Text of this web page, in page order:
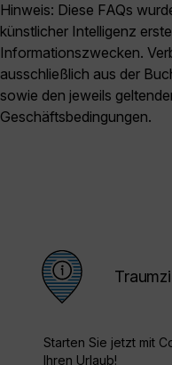
Hinweis: Diese FAQs
künstlicher Intelligenz
Informationszwecken.
ausschließlich aus der
sowie den jeweils
Geschäftsbedingungen.
Starten Sie jetzt mit
Ihren Urlaub!